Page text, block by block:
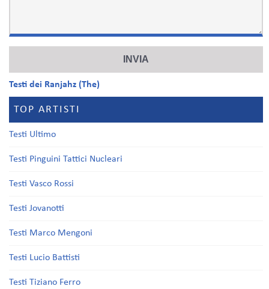
Testi dei Ranjahz (The)
TOP ARTISTI
Testi Ultimo
Testi Pinguini Tattici Nucleari
Testi Vasco Rossi
Testi Jovanotti
Testi Marco Mengoni
Testi Lucio Battisti
Testi Tiziano Ferro